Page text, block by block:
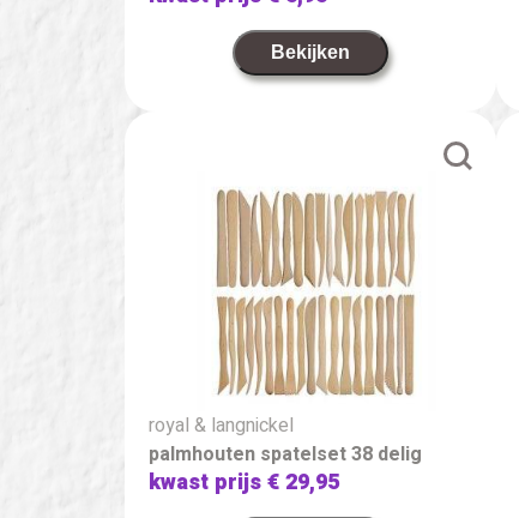
Bekijken
royal & langnickel
palmhouten spatelset 38 delig
kwast prijs€ 29,95